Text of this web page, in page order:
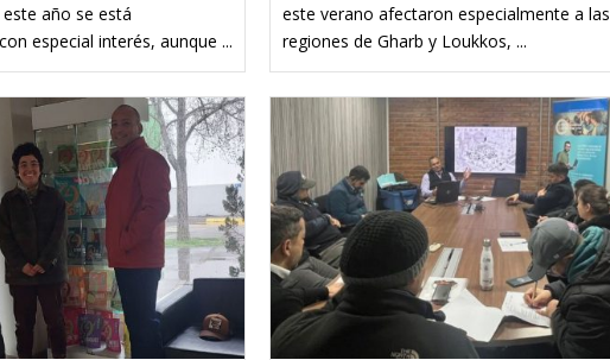
año se está
especial interés, aunque ...
este verano afectaron especialmente a las
regiones de Gharb y Loukkos, ...